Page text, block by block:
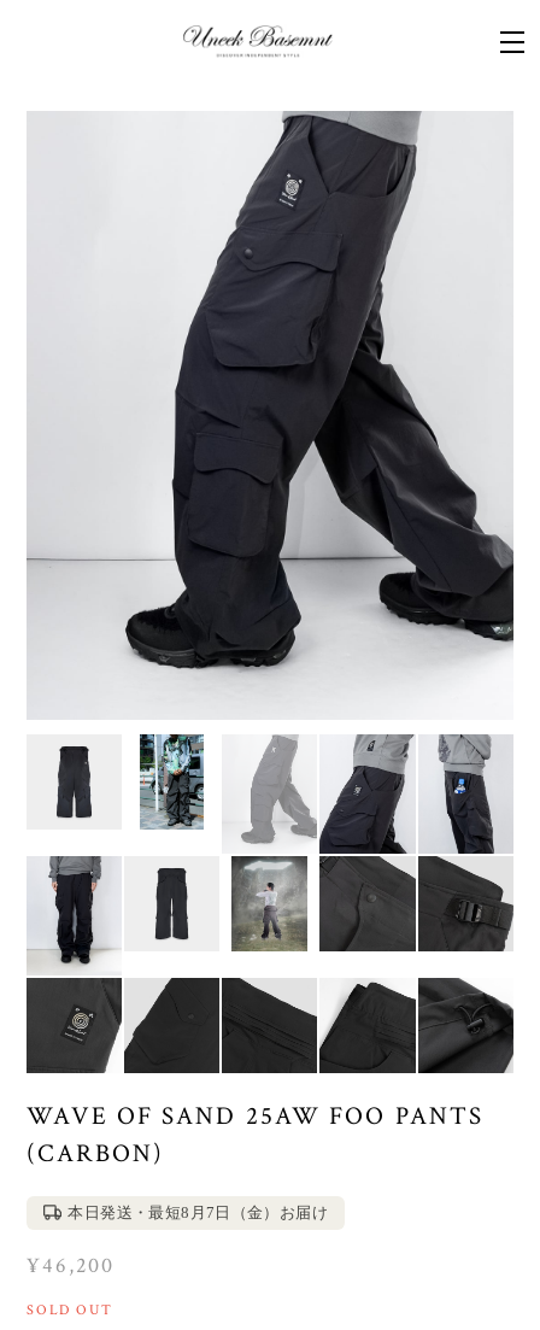
WAVE OF SAND 25AW FOO PANTS
(CARBON)
本日発送・最短8月7日（金）お届け
¥46,200
SOLD OUT